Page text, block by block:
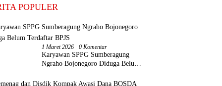
POPULER
1 Maret 2026 0 Komentar
Karyawan SPPG Sumberagung
Ngraho Bojonegoro Diduga Belum